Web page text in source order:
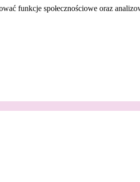
funkcje społecznościowe oraz